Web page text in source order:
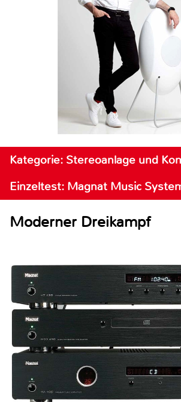
Kategorie: Stereoanlage und
Einzeltest: Magnat Music
Moderner Dreikampf